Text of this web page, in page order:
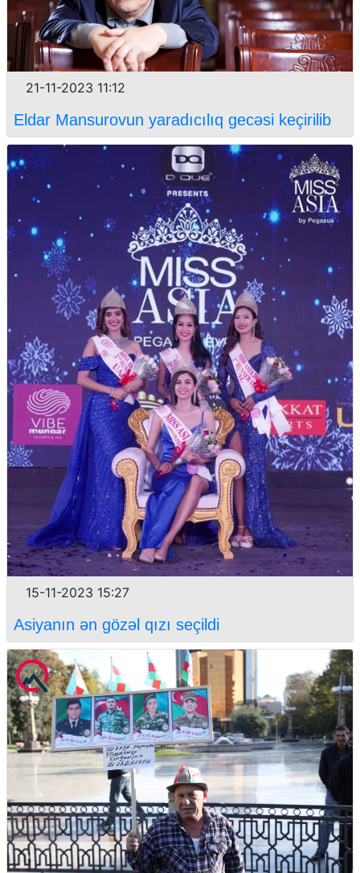
21-11-2023 11:12
Eldar Mansurovun yaradıcılıq gecəsi keçirilib
15-11-2023 15:27
Asiyanın ən gözəl qızı seçildi